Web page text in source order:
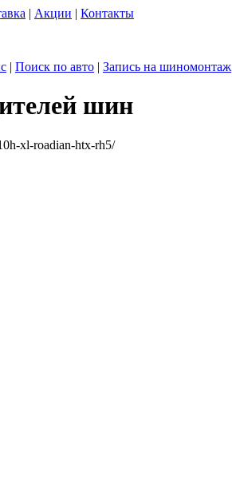
| Акции | Контакты
| Поиск по авто | Запись на шиномонтаж
шин
xl-roadian-htx-rh5/